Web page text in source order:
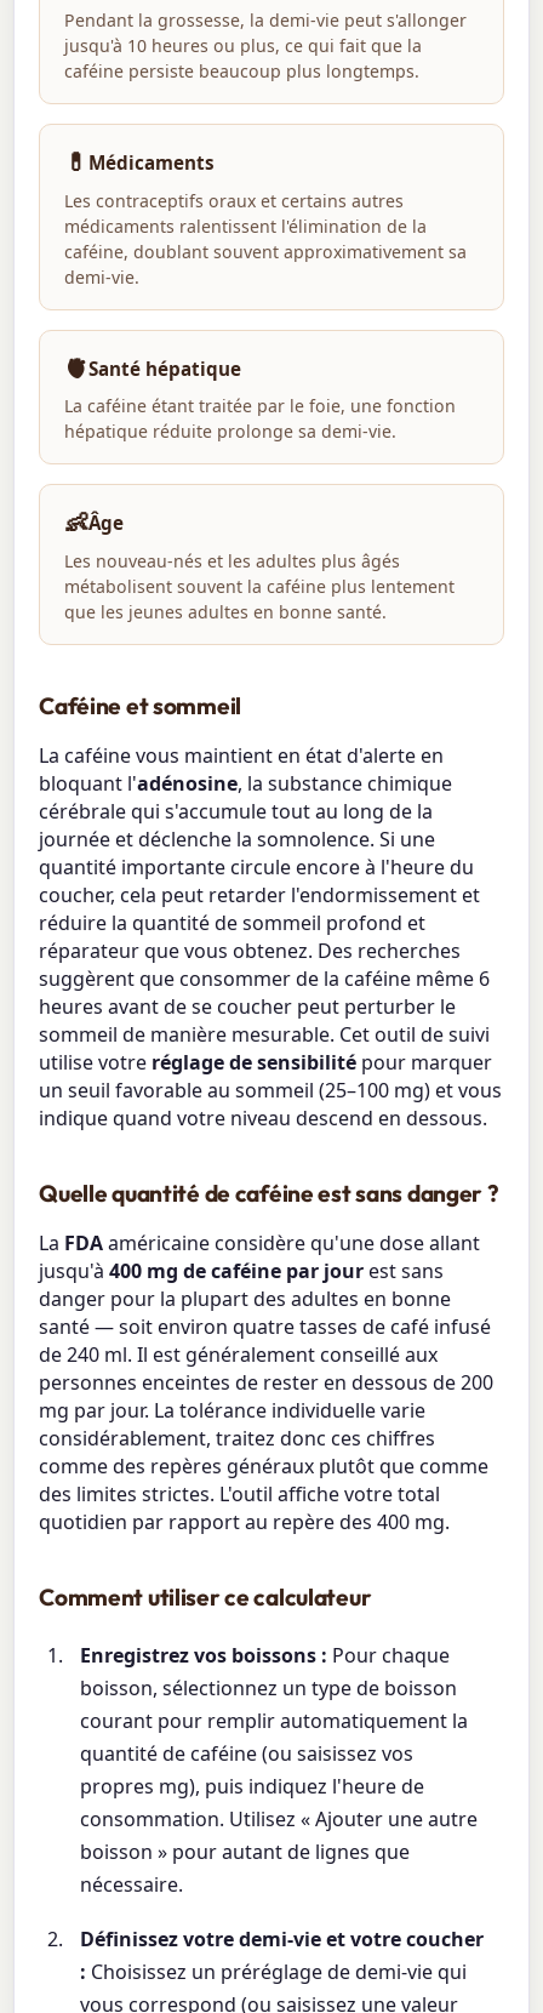
Pendant la grossesse, la demi-vie peut s'allonger
jusqu'à 10 heures ou plus, ce qui fait que la
caféine persiste beaucoup plus longtemps.
💊 Médicaments
Les contraceptifs oraux et certains autres
médicaments ralentissent l'élimination de la
caféine, doublant souvent approximativement sa
demi-vie.
🫀Santé hépatique
La caféine étant traitée par le foie, une fonction
hépatique réduite prolonge sa demi-vie.
👶Âge
Les nouveau-nés et les adultes plus âgés
métabolisent souvent la caféine plus lentement
que les jeunes adultes en bonne santé.
Caféine et sommeil
La caféine vous maintient en état d'alerte en
bloquant l'adénosine, la substance chimique
cérébrale qui s'accumule tout au long de la
journée et déclenche la somnolence. Si une
quantité importante circule encore à l'heure du
coucher, cela peut retarder l'endormissement et
réduire la quantité de sommeil profond et
réparateur que vous obtenez. Des recherches
suggèrent que consommer de la caféine même 6
heures avant de se coucher peut perturber le
sommeil de manière mesurable. Cet outil de suivi
utilise votre réglage de sensibilité pour marquer
un seuil favorable au sommeil (25–100 mg) et vous
indique quand votre niveau descend en dessous.
Quelle quantité de caféine est sans danger ?
La FDAaméricaine considère qu'une dose allant
jusqu'à400 mg de caféine par jourest sans
danger pour la plupart des adultes en bonne
santé — soit environ quatre tasses de café infusé
de 240 ml. Il est généralement conseillé aux
personnes enceintes de rester en dessous de 200
mg par jour. La tolérance individuelle varie
considérablement, traitez donc ces chiffres
comme des repères généraux plutôt que comme
des limites strictes. L'outil affiche votre total
quotidien par rapport au repère des 400 mg.
Comment utiliser ce calculateur
Enregistrez vos boissons : Pour chaque
boisson, sélectionnez un type de boisson
courant pour remplir automatiquement la
quantité de caféine (ou saisissez vos
propres mg), puis indiquez l'heure de
consommation. Utilisez « Ajouter une autre
boisson » pour autant de lignes que
nécessaire.
Définissez votre demi-vie et votre coucher
: Choisissez un préréglage de demi-vie qui
vous correspond (ou saisissez une valeur